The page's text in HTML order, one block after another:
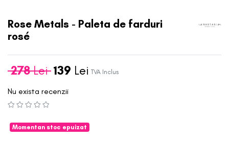
Rose Metals - Paleta de farduri
rosé
278Lei 139 Lei TVA Inclus
Nu exista recenzii
Momentan stoc epuizat